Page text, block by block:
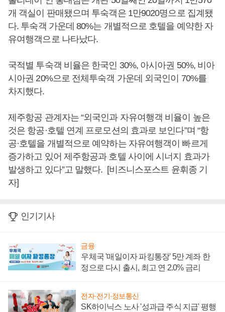
개 객실이 판매됐으며 투숙객은 1만9020명으로 집계됐
다. 투숙객 가운데 80%는 개별적으로 호텔을 예약한 자
유여행객으로 나타났다.
국적별 투숙객 비율은 한국인 30%, 아시아권 50%, 비아
시아권 20%으로 전체투숙객 가운데 외국인이 70%를
차지했다.
제주항공 관계자는 “외국인과 자유여행객 비율이 높은
것은 항공·호텔 연계 프로모션의 효과로 보인다”며 “항
공·호텔을 개별적으로 예약하는 자유여행객이 빠르게
증가하고 있어 제주항공과 호텔 사이에 시너지 효과가
발생하고 있다”고 말했다. [비즈니스포스트 윤휘종 기
자]
인기기사
금융
우체국 '매일이자 파킹통장' 5만 계좌 한
정으로 다시 출시, 최고 연 2.0% 금리
전자·전기·정보통신
SK하이닉스 노사 '성과급 주식 지급' 평행